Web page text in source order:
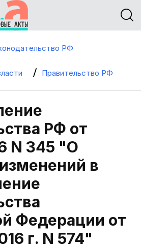
РФ
Правительство РФ
РФ от
N 345 "О
в
Федерации от
г. N 574"